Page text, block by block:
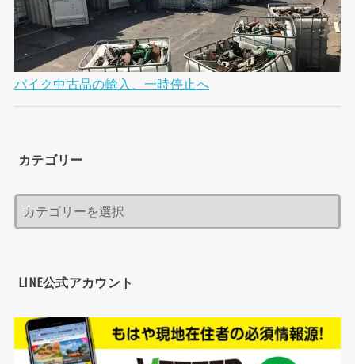
バイク中古品の輸入、一時停止へ
カテゴリー
LINE公式アカウント